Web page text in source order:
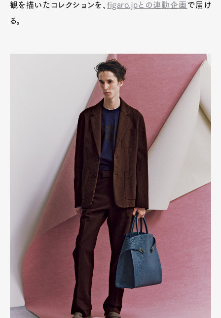
観を描いたコレクションを、figaro.jpとの連動企画 で届け
る。